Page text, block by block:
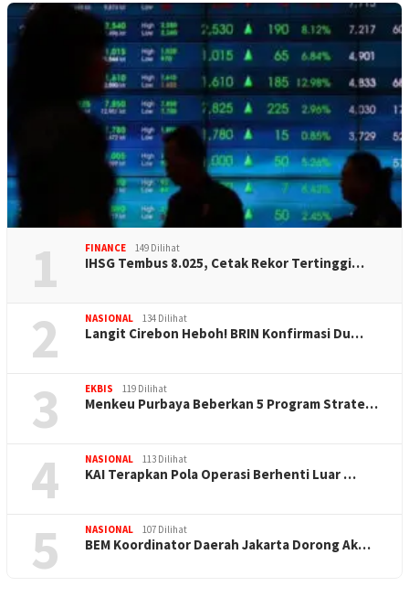
1 FINANCE 149 Dilihat
IHSG Tembus 8.025, Cetak Rekor Tertinggi…
2 NASIONAL 134 Dilihat
Langit Cirebon Heboh! BRIN Konfirmasi Du…
3 EKBIS 119 Dilihat
Menkeu Purbaya Beberkan 5 Program Strate…
4 NASIONAL 113 Dilihat
KAI Terapkan Pola Operasi Berhenti Luar …
5 NASIONAL 107 Dilihat
BEM Koordinator Daerah Jakarta Dorong Ak…